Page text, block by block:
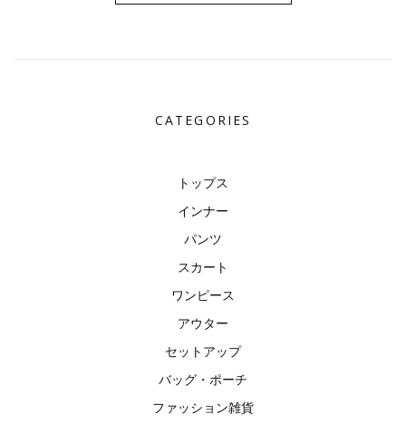
CATEGORIES
トップス
インナー
パンツ
スカート
ワンピース
アウター
セットアップ
バッグ・ポーチ
ファッション雑貨